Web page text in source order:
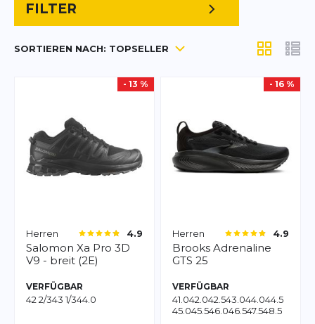
FILTER
SORTIEREN NACH: TOPSELLER Anzeigen
- 13 %
Herren 4.9
Salomon Xa Pro 3D
V9 - breit (2E)
VERFÜGBAR
42 2/343 1/344.0
- 16 %
Herren 4.9
Brooks Adrenaline
GTS 25
VERFÜGBAR
41.042.042.543.044.044.5
45.045.546.046.547.548.5